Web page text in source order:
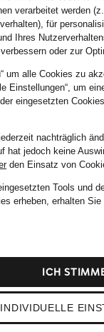
verarbeitet werden
für
Ihres
oder zur
um alle Cookies zu
Einstellungen“, um
eingesetzten
nachträglich
hat jedoch keine
den Einsatz von
Tools und
erheben, erhalten
INDIVIDUELLE
ICH